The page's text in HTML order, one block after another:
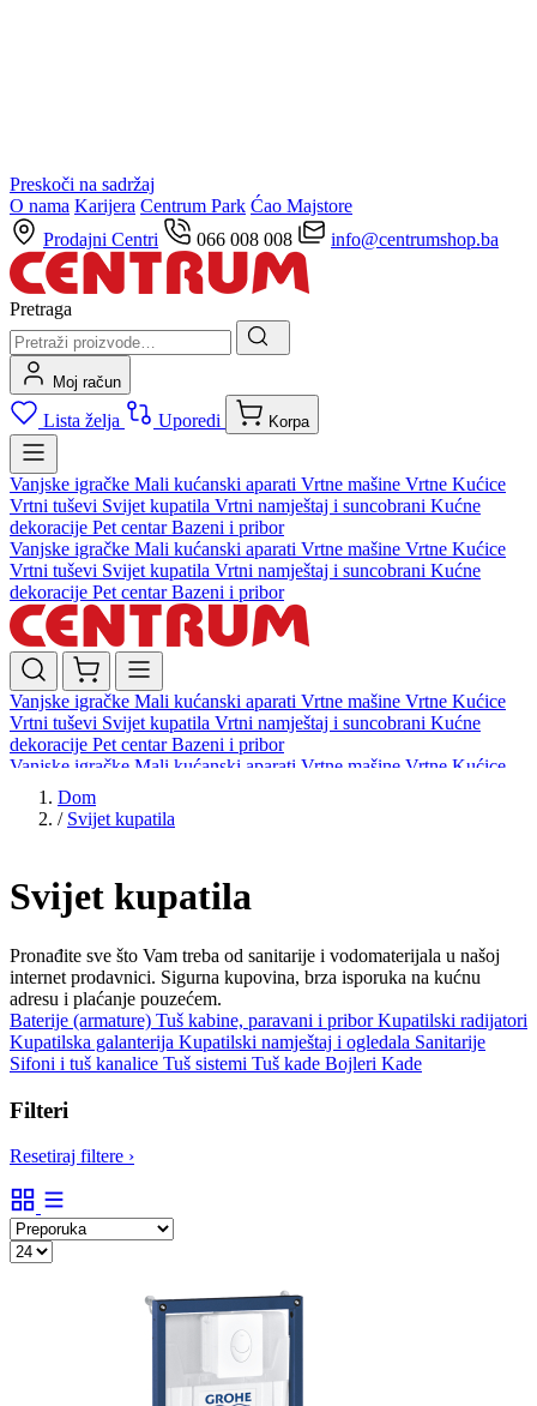
Preskoči na sadržaj
O nama Karijera Centrum Park Ćao Majstore
Prodajni Centri
066 008 008 info@centrumshop.ba
Pretraga
Moj račun
Lista želja Uporedi Korpa
Vanjske igračke Mali kućanski aparati Vrtne mašine Vrtne Kućice
Vrtni tuševi Svijet kupatila Vrtni namještaj i suncobrani Kućne
dekoracije Pet centarBazeni i pribor
Vanjske igračke Mali kućanski aparati Vrtne mašine Vrtne Kućice
Vrtni tuševi Svijet kupatila Vrtni namještaj i suncobrani Kućne
dekoracije Pet centarBazeni i pribor
Vanjske igračke Mali kućanski aparati Vrtne mašine Vrtne Kućice
Vrtni tuševi Svijet kupatila Vrtni namještaj i suncobrani Kućne
dekoracije Pet centarBazeni i pribor
Vanjske igračke Mali kućanski aparati Vrtne mašine Vrtne Kućice
Vrtni tuševi
dekoracijePet centar
Dom
/ Svijet kupatila
Svijet kupatila
Pronađite sve što Vam treba od sanitarije i vodomaterijala u našoj
internet prodavnici. Sigurna kupovina, brza isporuka na kućnu
adresu i plaćanje pouzećem.
Baterije (armature) Tuš kabine, paravani i priborKupatilski radijatori
Kupatilska galanterija Kupatilski namještaj i ogledala Sanitarije
Sifoni i tuš kanalice Tuš sistemi Tuš kade Bojleri Kade
Filteri
Resetiraj filtere ›